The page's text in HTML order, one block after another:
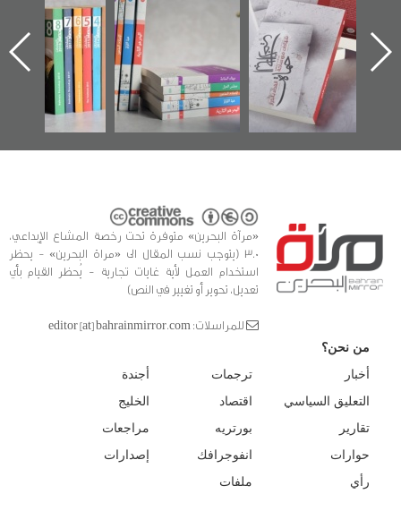
الإصدار الأول عن
اعتصام الدراز
وأحداث ساحة
الفداء لمركز أوال
للدراسات والتوثيق
للوثائق البريطانية
يقدمه «مركز أوال»
في سلسلة من 5
كتب
تصدر حصاد
الساحات 2019
«مرآة البحرين» متوفرة تحت رخصة المشاع الإبداعي،
3.0 (يتوجب نسب المقال الى «مراة البحرين» - يحظر
استخدام العمل لأية غايات تجارية - يُحظر القيام بأي
تعديل، تحوير أو تغيير في النص)
للمراسلات: editor [at] bahrainmirror.com
من نحن؟
أخبار
التعليق السياسي
تقارير
حوارات
رأي
ترجمات
اقتصاد
بورتريه
انفوجرافك
ملفات
أجندة
الخليج
مراجعات
إصدارات